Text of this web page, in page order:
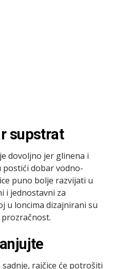
supstrat
dovoljno jer glinena i
postići dobar vodno-
puno bolje razvijati u
i jednostavni za
u loncima dizajnirani su
rajčice će potrošiti